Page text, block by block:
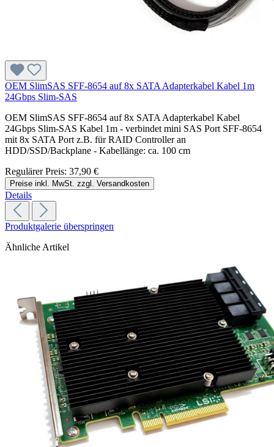
OEM SlimSAS SFF-8654 auf 8x SATA Adapterkabel Kabel 1m
24Gbps Slim-SAS
OEM SlimSAS SFF-8654 auf 8x SATA Adapterkabel Kabel
24Gbps Slim-SAS Kabel 1m - verbindet mini SAS Port SFF-8654
mit 8x SATA Port z.B. für RAID Controller an
HDD/SSD/Backplane - Kabellänge: ca. 100 cm
Regulärer Preis: 37,90 €
Preise inkl. MwSt. zzgl. Versandkosten
Details
Produktgalerie überspringen
Ähnliche Artikel